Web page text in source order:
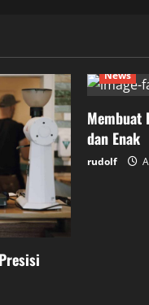
News
Membuat
dan Enak
rudolf